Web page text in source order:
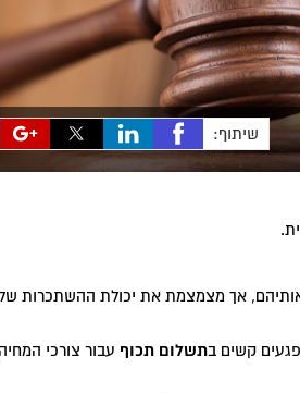
שיתוף:
אך מצמצמת את יכולת ההשתכרות
קשים בתשלום תכוף עבור צורכי